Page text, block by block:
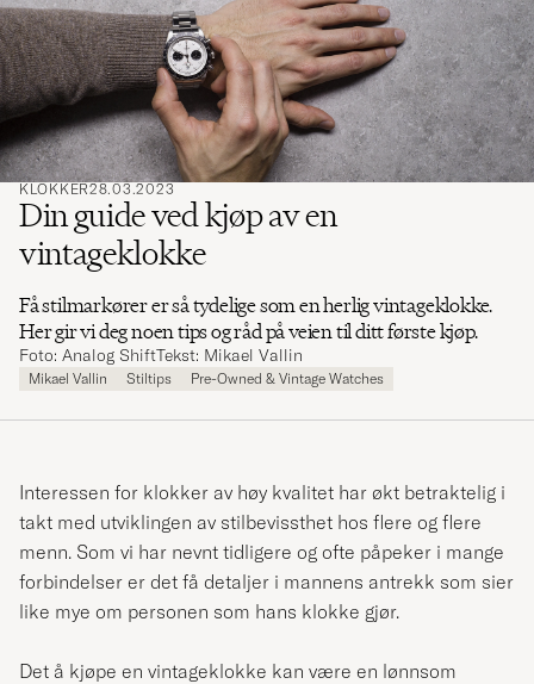
ord
å
søke
etter
KLOKKER28.03.2023
Din guide ved kjøp av en
vintageklokke
Få stilmarkører er så tydelige som en herlig vintageklokke.
Her gir vi deg noen tips og råd på veien til ditt første kjøp.
Foto: Analog ShiftTekst: Mikael Vallin
Mikael Vallin Stiltips Pre-Owned & Vintage Watches
Interessen for klokker av høy kvalitet har økt betraktelig i
takt med utviklingen av stilbevissthet hos flere og flere
menn. Som vi har nevnt tidligere og ofte påpeker i mange
forbindelser er det få detaljer i mannens antrekk som sier
like mye om personen som hans klokke gjør.
Det å kjøpe en vintageklokke kan være en lønnsom